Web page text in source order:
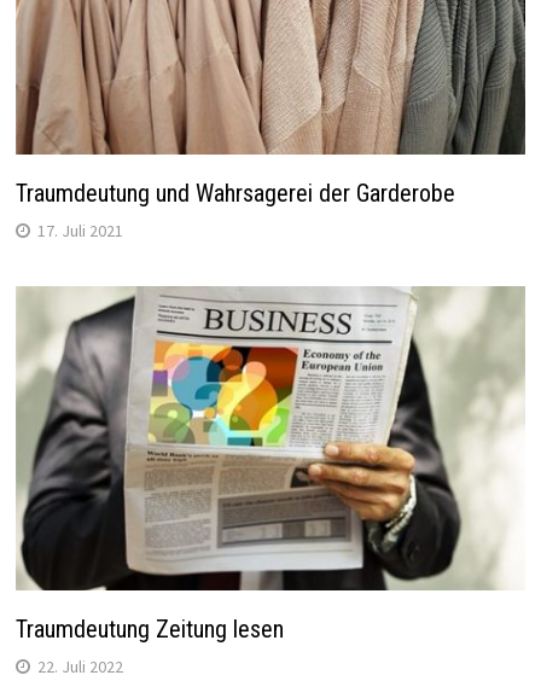
Traumdeutung und Wahrsagerei der Garderobe
17. Juli 2021
Traumdeutung Zeitung lesen
22. Juli 2022